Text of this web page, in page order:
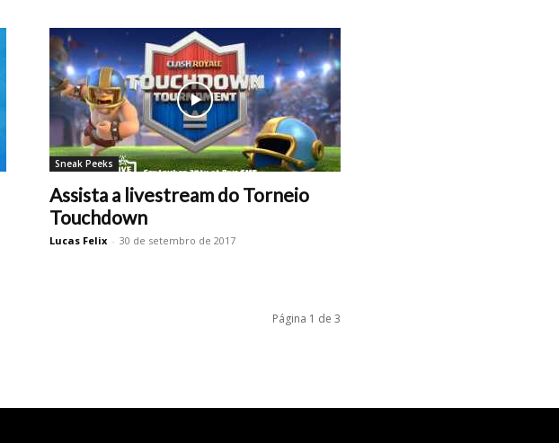
Sneak Peeks
Assista a livestream do Torneio
Touchdown
Lucas Felix - 30 de setembro de 2017
Página 1 de 3